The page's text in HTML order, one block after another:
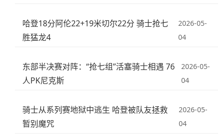
哈登18分阿伦22+19米切尔22分 骑士抢七
胜猛龙4
2026-05-
04
东部半决赛对阵：“抢七组”活塞骑士相遇 76
人PK尼克斯
2026-05-
04
骑士从系列赛地狱中逃生 哈登被队友拯救
暂别魔咒
2026-05-
04